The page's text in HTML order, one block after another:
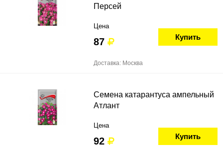
Персей
Цена
87 Купить
Доставка: Москва
Семена катарантуса ампельный
Атлант
Цена
92 Купить